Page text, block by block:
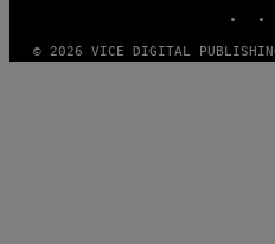
© 2026 VICE DIGITAL